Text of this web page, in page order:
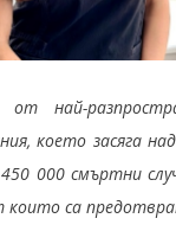
най-
което засяга
000 смъртни
които са